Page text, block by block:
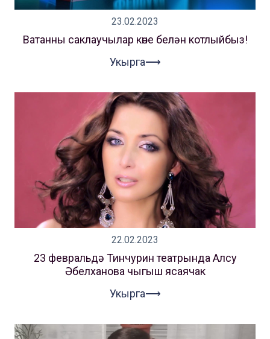
23.02.2023
Ватанны саклаучылар көне белән котлыйбыз!
Укырга⟶
22.02.2023
23 февральдә Тинчурин театрында Алсу
Әбелханова чыгыш ясаячак
Укырга⟶